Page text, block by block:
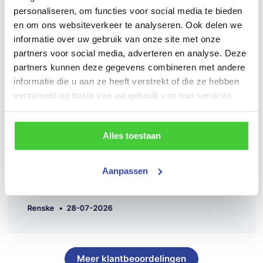
personaliseren, om functies voor social media te bieden
en om ons websiteverkeer te analyseren. Ook delen we
informatie over uw gebruik van onze site met onze
partners voor social media, adverteren en analyse. Deze
partners kunnen deze gegevens combineren met andere
informatie die u aan ze heeft verstrekt of die ze hebben
verzameld op basis van uw gebruik van hun services.
Alles toestaan
Aanpassen
Renske • 28-07-2026
Meer klantbeoordelingen